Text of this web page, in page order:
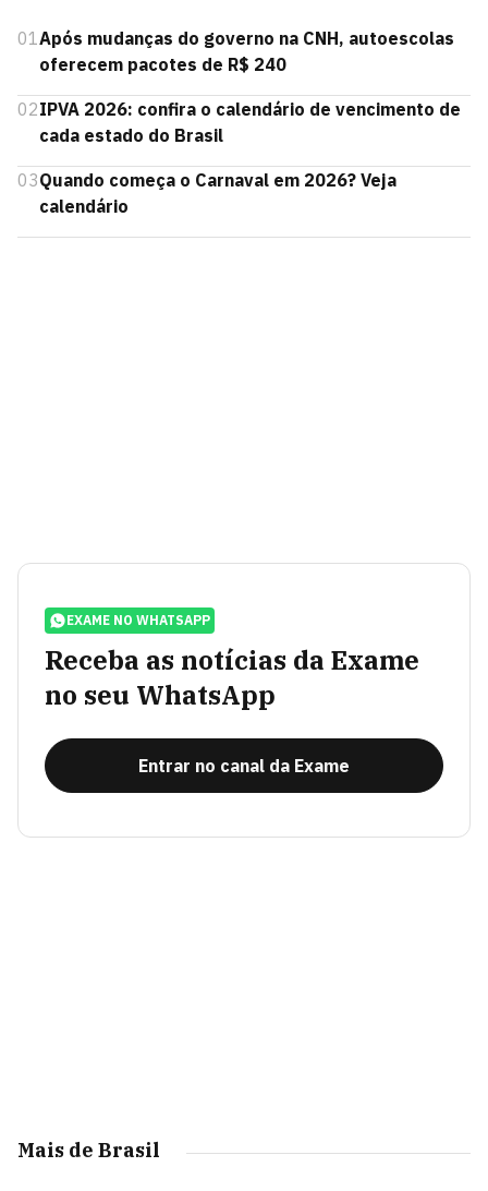
01Após mudanças do governo na CNH, autoescolas
oferecem pacotes de R$ 240
02IPVA 2026: confira o calendário de vencimento de
cada estado do Brasil
03Quando começa o Carnaval em 2026? Veja
calendário
EXAME NO WHATSAPP
Receba as notícias da Exame
no seu WhatsApp
Entrar no canal da Exame
Mais de Brasil